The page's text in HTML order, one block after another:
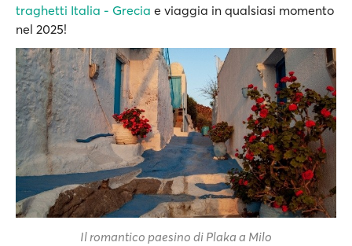
traghetti Italia - Grecia e viaggia in qualsiasi momento
nel 2025!
Il romantico paesino di Plaka a Milo